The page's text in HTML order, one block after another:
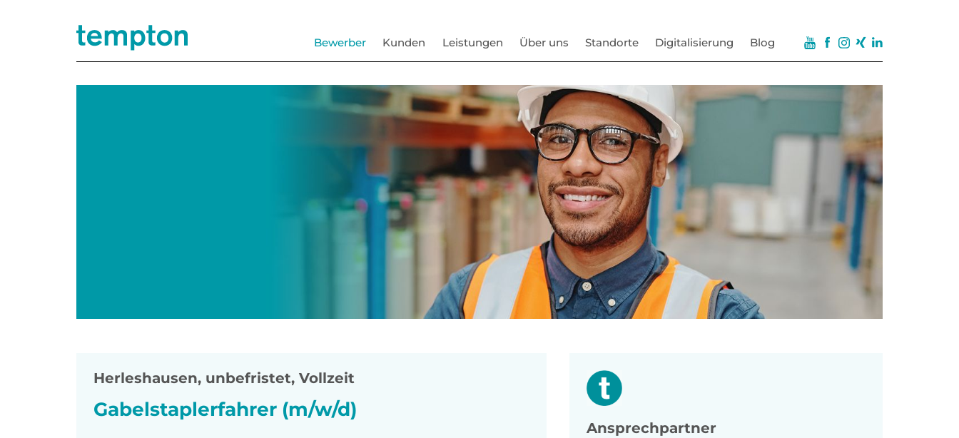
Bewerber Kunden Leistungen Über uns Standorte Digitalisierung Blog
Herleshausen, unbefristet, Vollzeit
Gabelstaplerfahrer (m/w/d)
Ansprechpartner